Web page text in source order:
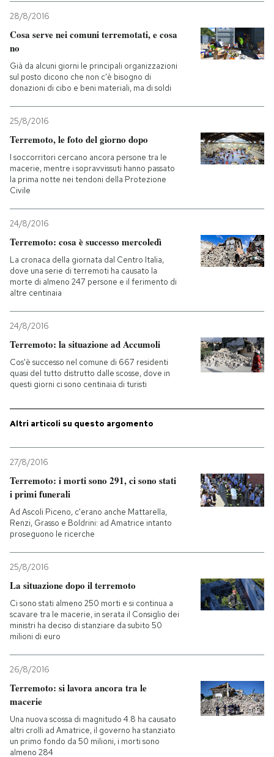
28/8/2016
Cosa serve nei comuni terremotati, e cosa
no
Già da alcuni giorni le principali organizzazioni
sul posto dicono che non c'è bisogno di
donazioni di cibo e beni materiali, ma di soldi
25/8/2016
Terremoto, le foto del giorno dopo
I soccorritori cercano ancora persone tra le
macerie, mentre i sopravvissuti hanno passato
la prima notte nei tendoni della Protezione
Civile
24/8/2016
Terremoto: cosa è successo mercoledì
La cronaca della giornata dal Centro Italia,
dove una serie di terremoti ha causato la
morte di almeno 247 persone e il ferimento di
altre centinaia
24/8/2016
Terremoto: la situazione ad Accumoli
Cos'è successo nel comune di 667 residenti
quasi del tutto distrutto dalle scosse, dove in
questi giorni ci sono centinaia di turisti
Altri articoli su questo argomento
27/8/2016
Terremoto: i morti sono 291, ci sono stati
i primi funerali
Ad Ascoli Piceno, c'erano anche Mattarella,
Renzi, Grasso e Boldrini: ad Amatrice intanto
proseguono le ricerche
25/8/2016
La situazione dopo il terremoto
Ci sono stati almeno 250 morti e si continua a
scavare tra le macerie, in serata il Consiglio dei
ministri ha deciso di stanziare da subito 50
milioni di euro
26/8/2016
Terremoto: si lavora ancora tra le
macerie
Una nuova scossa di magnitudo 4.8 ha causato
altri crolli ad Amatrice, il governo ha stanziato
un primo fondo da 50 milioni, i morti sono
almeno 284